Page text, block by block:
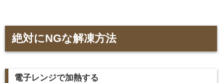
絶対にNGな解凍方法
電子レンジで加熱する